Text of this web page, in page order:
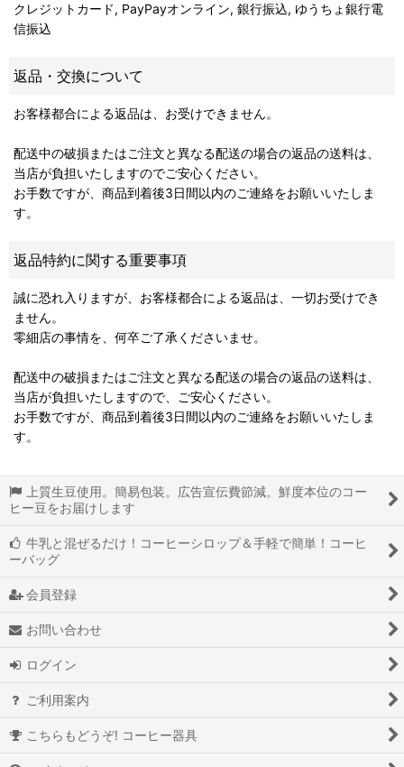
クレジットカード, PayPayオンライン, 銀行振込, ゆうちょ銀行電
信振込
返品・交換について
お客様都合による返品は、お受けできません。
配送中の破損またはご注文と異なる配送の場合の返品の送料は、
当店が負担いたしますのでご安心ください。
お手数ですが、商品到着後3日間以内のご連絡をお願いいたしま
す。
返品特約に関する重要事項
誠に恐れ入りますが、お客様都合による返品は、一切お受けでき
ません。
零細店の事情を、何卒ご了承くださいませ。
配送中の破損またはご注文と異なる配送の場合の返品の送料は、
当店が負担いたしますので、ご安心ください。
お手数ですが、商品到着後3日間以内のご連絡をお願いいたしま
す。
上質生豆使用。簡易包装。広告宣伝費節減。鮮度本位のコー
ヒー豆をお届けします
牛乳と混ぜるだけ！コーヒーシロップ＆手軽で簡単！コーヒ
ーバッグ
会員登録
お問い合わせ
ログイン
ご利用案内
こちらもどうぞ! コーヒー器具